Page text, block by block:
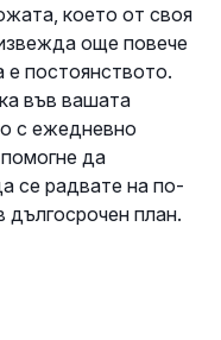
което от своя
още повече
постоянството.
във вашата
с ежедневно
да
се радвате на по-
дългосрочен план.